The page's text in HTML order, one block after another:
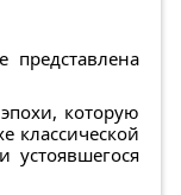
которую
классической
устоявшегося